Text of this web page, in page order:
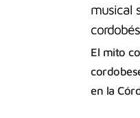
musical
cordobés
El mito
en la